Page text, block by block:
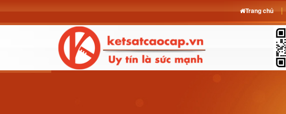
Trang chủ